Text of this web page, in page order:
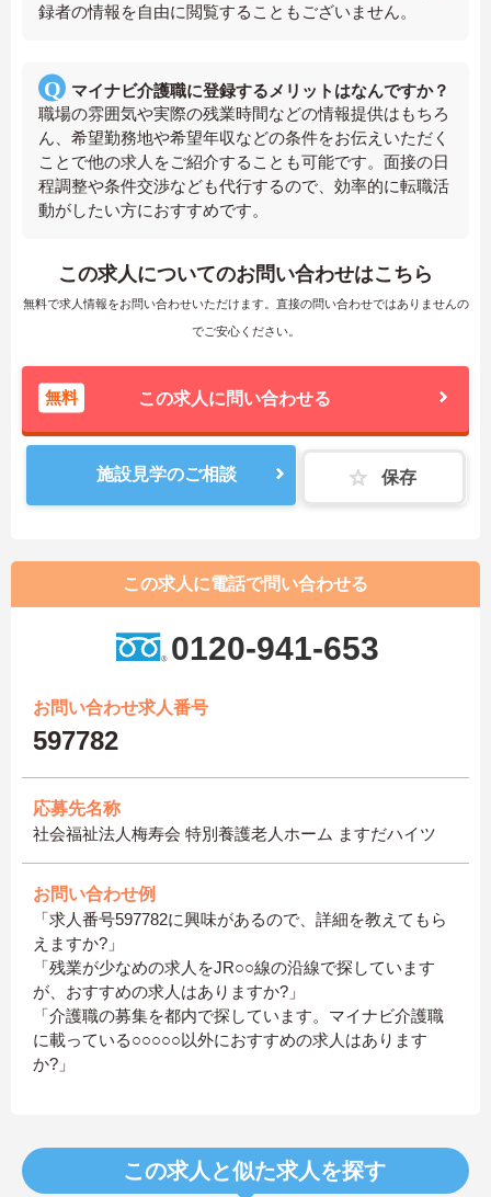
録者の情報を自由に閲覧することもございません。
マイナビ介護職に登録するメリットはなんですか？
職場の雰囲気や実際の残業時間などの情報提供はもちろ
ん、希望勤務地や希望年収などの条件をお伝えいただく
ことで他の求人をご紹介することも可能です。面接の日
程調整や条件交渉なども代行するので、効率的に転職活
動がしたい方におすすめです。
この求人についてのお問い合わせはこちら
無料で求人情報をお問い合わせいただけます。直接の問い合わせではありませんの
でご安心ください。
無料 この求人に問い合わせる
施設見学のご相談 保存
この求人に電話で問い合わせる
0120-941-653
お問い合わせ求人番号
597782
応募先名称
社会福祉法人梅寿会 特別養護老人ホーム ますだハイツ
お問い合わせ例
「求人番号597782に興味があるので、詳細を教えてもら
えますか?」
「残業が少なめの求人をJR○○線の沿線で探しています
が、おすすめの求人はありますか?」
「介護職の募集を都内で探しています。マイナビ介護職
に載っている○○○○○以外におすすめの求人はあります
か?」
この求人と似た求人を探す